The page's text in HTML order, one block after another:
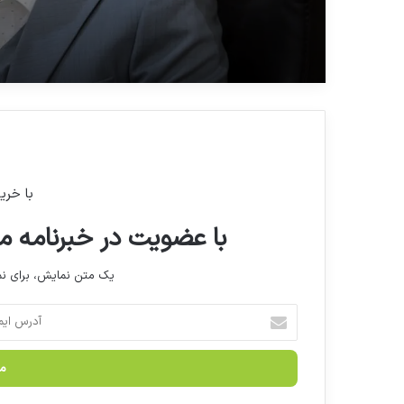
با
با عضویت در خبرنامه
یک متن نمایش،
ر
ا